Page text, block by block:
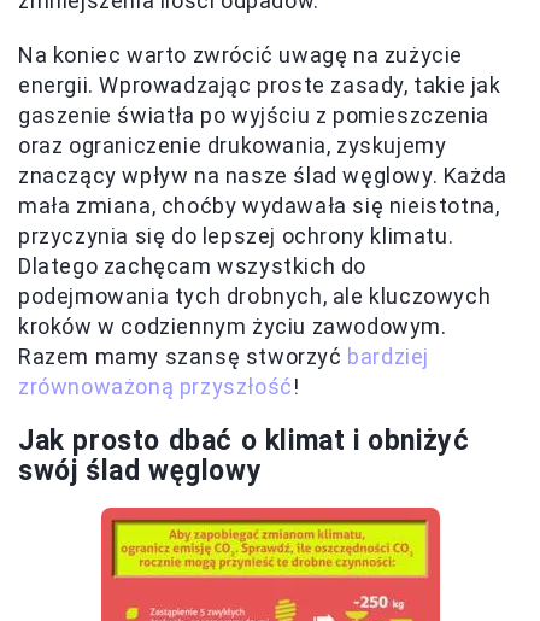
Na koniec warto zwrócić uwagę na zużycie
energii. Wprowadzając proste zasady, takie jak
gaszenie światła po wyjściu z pomieszczenia
oraz ograniczenie drukowania, zyskujemy
znaczący wpływ na nasze ślad węglowy. Każda
mała zmiana, choćby wydawała się nieistotna,
przyczynia się do lepszej ochrony klimatu.
Dlatego zachęcam wszystkich do
podejmowania tych drobnych, ale kluczowych
kroków w codziennym życiu zawodowym.
Razem mamy szansę stworzyć bardziej
zrównoważoną przyszłość!
Jak prosto dbać o klimat i obniżyć
swój ślad węglowy